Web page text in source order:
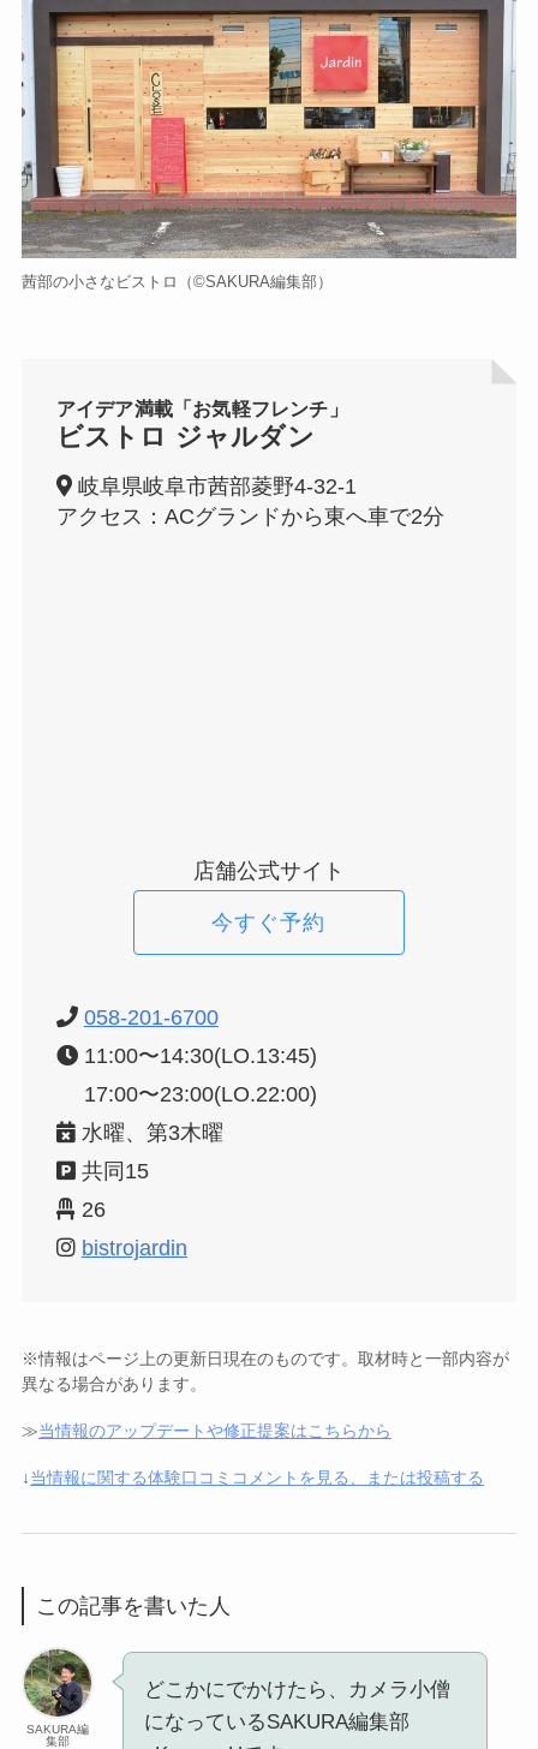
茜部の小さなビストロ（©️SAKURA編集部）
アイデア満載「お気軽フレンチ」
ビストロ ジャルダン
岐阜県岐阜市茜部菱野4-32-1
アクセス：ACグランドから東へ車で2分
店舗公式サイト
今すぐ予約
058-201-6700
11:00〜14:30(LO.13:45)
17:00〜23:00(LO.22:00)
水曜、第3木曜
共同15
26
bistrojardin
※情報はページ上の更新日現在のものです。取材時と一部内容が
異なる場合があります。
≫当情報のアップデートや修正提案はこちらから
↓当情報に関する体験口コミコメントを見る、または投稿する
この記事を書いた人
SAKURA編
集部
どこかにでかけたら、カメラ小僧
になっているSAKURA編集部